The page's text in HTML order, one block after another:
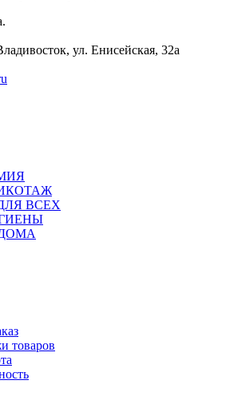
ул. Енисейская, 32а
ВСЕХ
товаров